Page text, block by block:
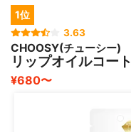
1位
3.63
CHOOSY(チューシー)
リップオイルコート
¥680〜